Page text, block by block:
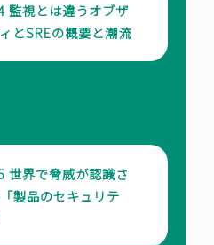
監視とは違うオブザ
とSREの概要と潮流
世界で脅威が認識さ
製品のセキュリテ